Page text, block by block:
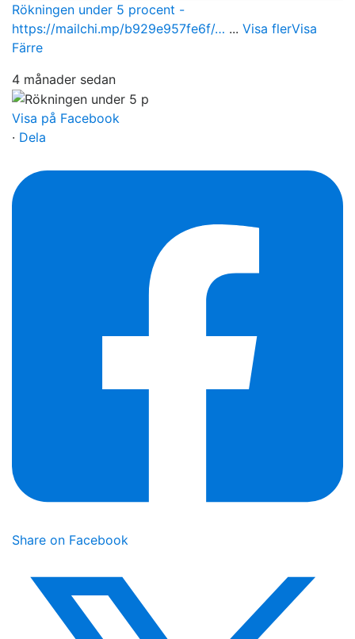
Rökningen under 5 procent -
https://mailchi.mp/b929e957fe6f/… ... Visa flerVisa
Färre
4 månader sedan
Visa på Facebook
· Dela
Share on Facebook